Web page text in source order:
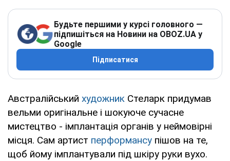
Будьте першими у курсі головного —
підпишіться на Новини на OBOZ.UA у
Google
Підписатися
Австралійський художник Стеларк придумав
вельми оригінальне і шокуюче сучасне
мистецтво - імплантація органів у неймовірні
місця. Сам артист перформансу пішов на те,
щоб йому імплантували під шкіру руки вухо.